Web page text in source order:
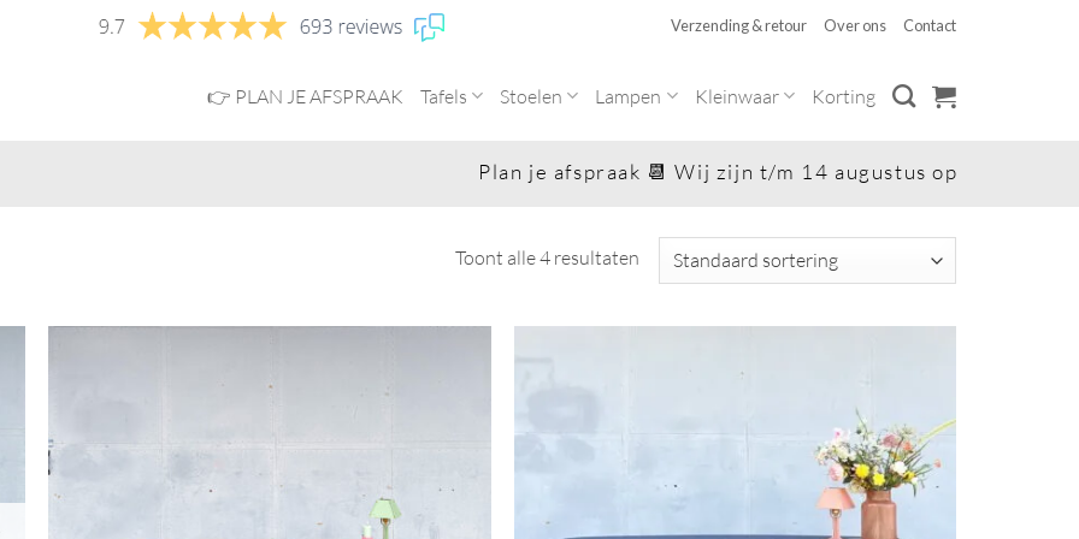
Verzending & retour Over ons Contact
👉 PLAN JE AFSPRAAK Tafels Stoelen Lampen Kleinwaar Korting
Plan je afspraak 📆 Wij zijn t/m 14 augustus op vakantie 😎.
Toont alle 4 resultaten